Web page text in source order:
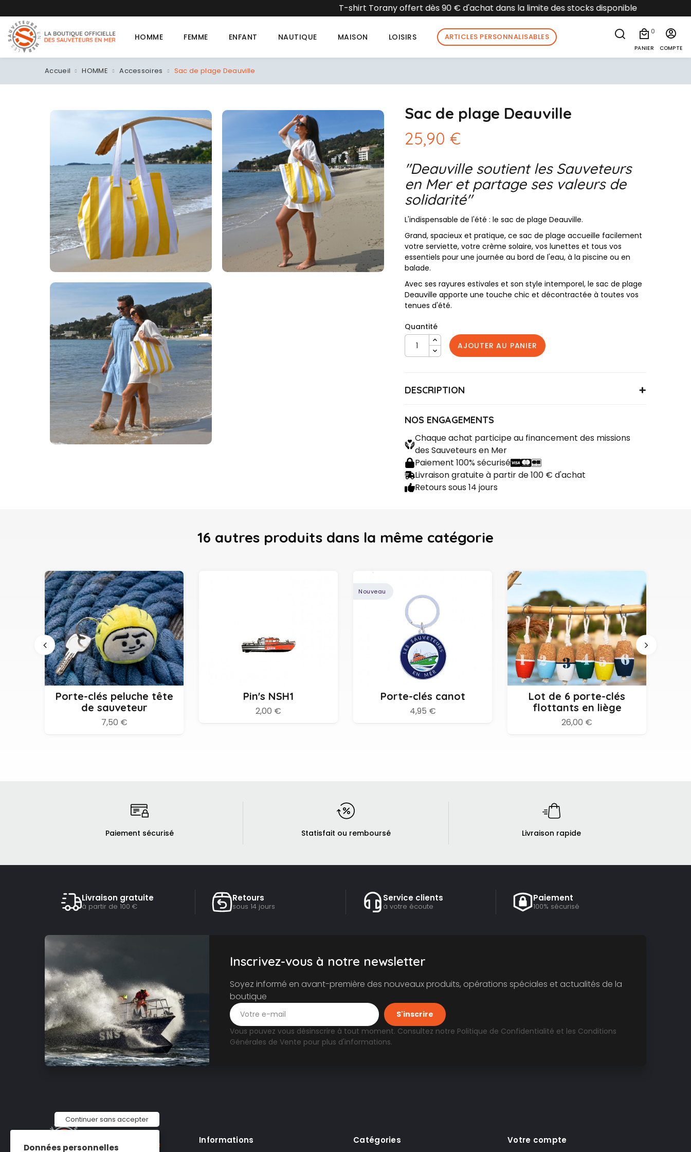
Données personnelles
Continuer sans accepter
T-shirt Torany offert dès 90 € d'achat dans la limite des stocks disponible
HOMME FEMME ENFANT NAUTIQUE MAISON LOISIRS ARTICLES PERSONNALISABLES
0
PANIER COMPTE
Accueil HOMME Accessoires Sac de plage Deauville
Sac de plage Deauville
25,90 €
"Deauville soutient les Sauveteurs
en Mer et partage ses valeurs de
solidarité"
L'indispensable de l'été : le sac de plage Deauville.
Grand, spacieux et pratique, ce sac de plage accueille facilement
votre serviette, votre crème solaire, vos lunettes et tous vos
essentiels pour une journée au bord de l'eau, à la piscine ou en
balade.
Avec ses rayures estivales et son style intemporel, le sac de plage
Deauville apporte une touche chic et décontractée à toutes vos
tenues d'été.
Quantité
AJOUTER AU PANIER
DESCRIPTION
Format 64/44 x H 38 x 17/20 cm
Anses 55 cm en Coton
2 pressions de chaque coté
NOS ENGAGEMENTS
Chaque achat participe au financement des missions
des Sauveteurs en Mer
Paiement 100% sécurisé
Livraison gratuite à partir de 100 € d'achat
Retours sous 14 jours
16 autres produits dans la même catégorie
Ajouter au panier
Porte-clés peluche tête
de sauveteur
7,50 €
Pin's NSH1
2,00 €
Nouveau
Ajouter au panier
Porte-clés canot
4,95 €
Ajouter au panier
Lot de 6 porte-clés
flottants en liège
26,00 €
Paiement sécurisé Statisfait ou remboursé Livraison rapide
Livraison gratuite
à partir de 100 €
Retours
sous 14 jours
Service clients
à votre écoute
Paiement
100% sécurisé
Inscrivez-vous à notre newsletter
Soyez informé en avant-première des nouveaux produits, opérations spéciales et actualités de la
boutique
Vous pouvez vous désinscrire à tout moment. Consultez notre Politique de Confidentialité et les Conditions
Générales de Vente pour plus d'informations.
Informations Catégories Votre compte